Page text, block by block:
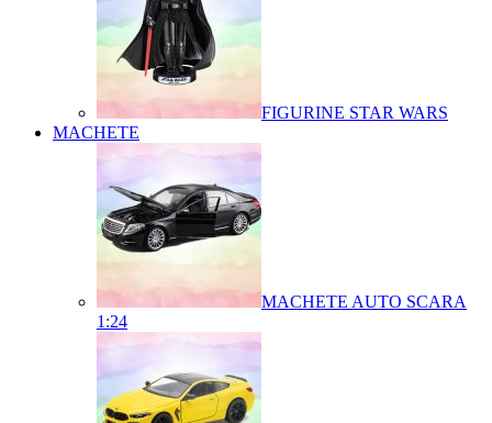
FIGURINE STAR WARS
MACHETE
MACHETE AUTO SCARA
1:24